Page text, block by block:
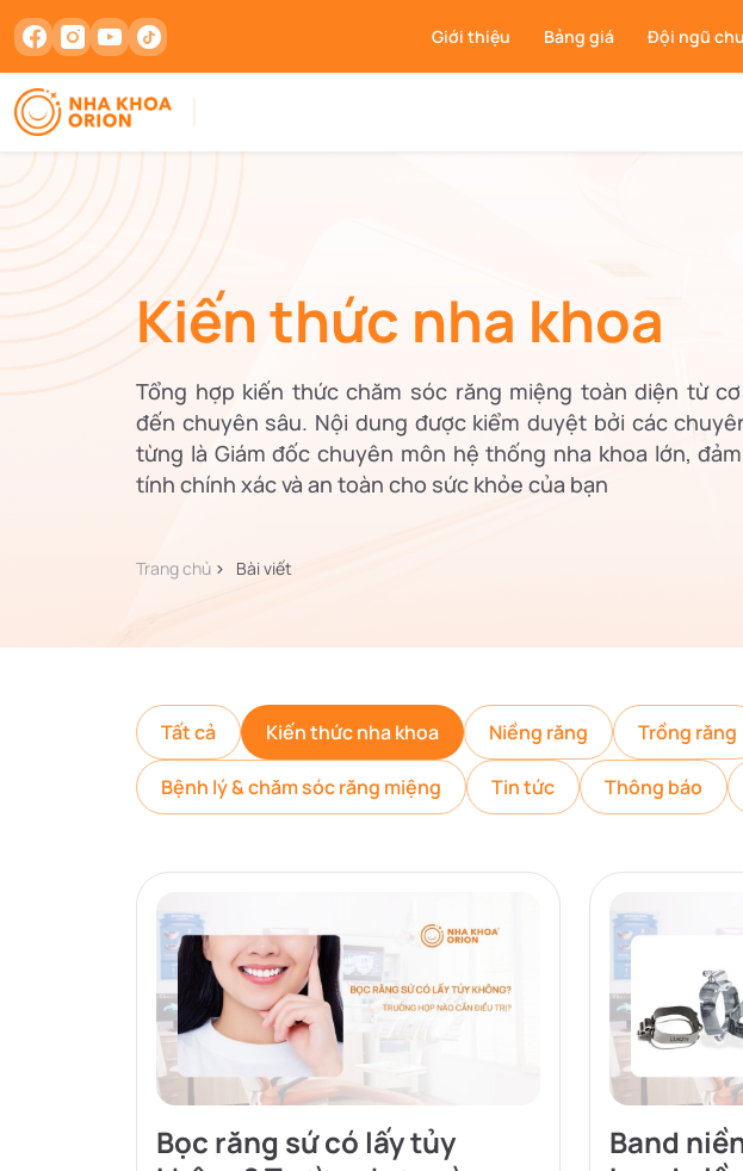
Giới thiệu Bảng giá Đội ngũ
Kiến thức nha khoa
Tổng hợp kiến thức chăm sóc răng miệng toàn diện từ
đến chuyên sâu. Nội dung được kiểm duyệt bởi các
từng là Giám đốc chuyên môn hệ thống nha khoa lớn,
tính chính xác và an toàn cho sức khỏe của bạn
Trang chủ Bài viết
Tất cả Kiến thức nha khoa Niềng răng Trồng răng
Bệnh lý & chăm sóc răng miệng Tin tức Thông báo
Bọc răng sứ có lấy tủy
Band